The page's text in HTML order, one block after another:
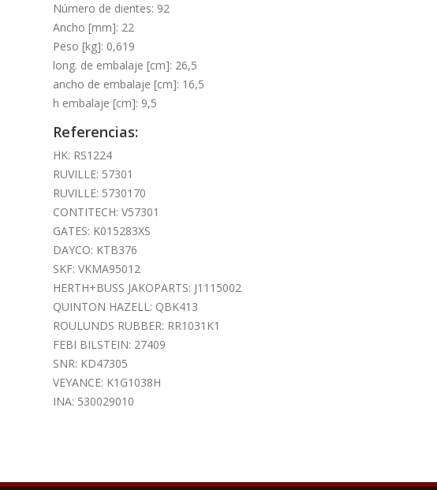
Número de dientes: 92
Ancho [mm]: 22
Peso [kg]: 0,619
long. de embalaje [cm]: 26,5
ancho de embalaje [cm]: 16,5
h embalaje [cm]: 9,5
Referencias:
HK: RS1224
RUVILLE: 57301
RUVILLE: 5730170
CONTITECH: V57301
GATES: K015283XS
DAYCO: KTB376
SKF: VKMA95012
HERTH+BUSS JAKOPARTS: J1115002
QUINTON HAZELL: QBK413
ROULUNDS RUBBER: RR1031K1
FEBI BILSTEIN: 27409
SNR: KD47305
VEYANCE: K1G1038H
INA: 530029010